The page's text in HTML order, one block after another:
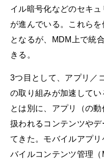
イル暗号化などのセキ
が進んでいる。これら
となるが、MDM上で統
きる。
3つ目として、アプリ／
の取り組みが加速して
とは別に、アプリ（の
扱われるコンテンツや
てきた。モバイルアプ
バイルコンテンツ管理（